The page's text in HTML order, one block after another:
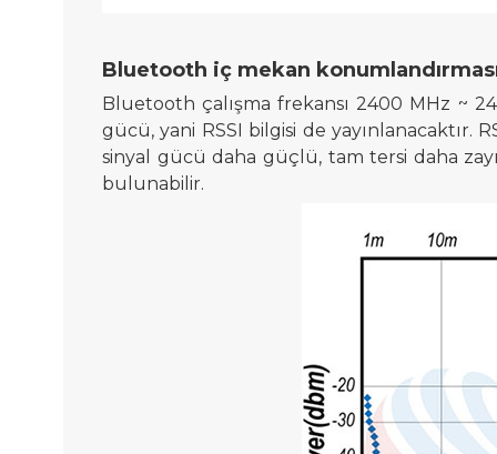
Bluetooth iç mekan
Bluetooth çalışma frekansı 2400 MHz ~
gücü, yani RSSI bilgisi de yayınlanacaktır.
sinyal gücü daha güçlü, tam tersi daha
bulunabilir.